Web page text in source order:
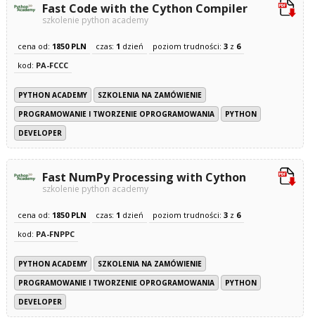
Fast Code with the Cython Compiler
szkolenie python academy
cena od: 1850 PLN czas: 1 dzień poziom trudności: 3z 6
kod: PA-FCCC
PYTHON ACADEMY
SZKOLENIA NA ZAMÓWIENIE
PROGRAMOWANIE I TWORZENIE OPROGRAMOWANIA
PYTHON
DEVELOPER
Fast NumPy Processing with Cython
szkolenie python academy
cena od: 1850 PLN czas: 1 dzień poziom trudności: 3z 6
kod: PA-FNPPC
PYTHON ACADEMY
SZKOLENIA NA ZAMÓWIENIE
PROGRAMOWANIE I TWORZENIE OPROGRAMOWANIA
PYTHON
DEVELOPER